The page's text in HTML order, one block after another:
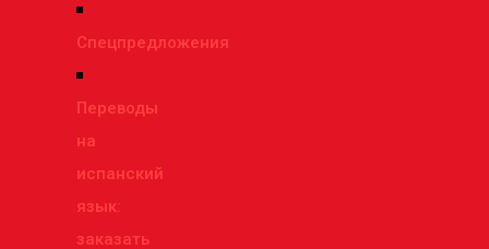
Спецпредложения
Переводы
на
испанский
язык:
заказать